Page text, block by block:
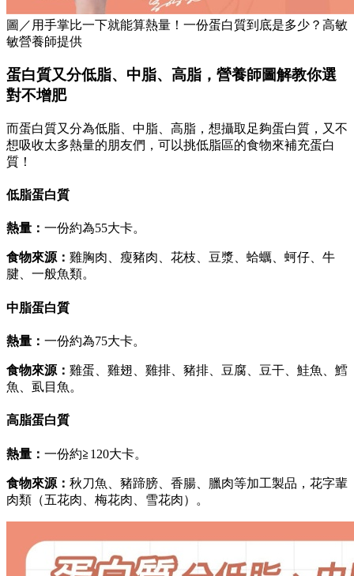
圖／用手掌比一下就能算熱量！一份蛋白質到底是多少？高敏
敏營養師提供
蛋白質又分低脂、中脂、高脂，營養師圖解教你選
對不增肥
而蛋白質又分為低脂、中脂、高脂，想攝取足夠蛋白質，又不
想吸收太多熱量的朋友們，可以挑低脂區的食物來補充蛋白
質！
低脂蛋白質
熱量： 一份約為55大卡。
食物來源： 雞胸肉、瘦豬肉、花枝、豆漿、蛤蠣、蚵仔、牛
腱、一般魚類。
中脂蛋白質
熱量： 一份約為75大卡。
食物來源： 雞蛋、雞翅、雞排、豬排、豆腐、豆干、鮭魚、鱈
魚、虱目魚。
高脂蛋白質
熱量： 一份約≧120大卡。
食物來源： 秋刀魚、豬蹄膀、香腸、臘肉等加工製品，花字輩
肉類（五花肉、梅花肉、雪花肉）。